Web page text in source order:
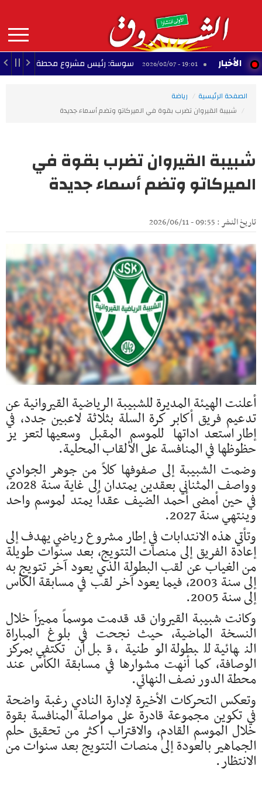
contenu
principal
MAIN
NAVIGATION الأخبار
19:01 - 2026/08/07 سوسة: رئيس مشروع محطة تحلية مياه البحر
الصفحة الرئيسية
رياضة
شبيبة القيروان تضرب بقوة في الميركاتو وتضم أسماء جديدة
شبيبة القيروان تضرب بقوة في
الميركاتو وتضم أسماء جديدة
تاريخ النشر : 09:55 - 2026/06/11
أعلنت الهيئة المديرةللشبيبة الرياضية القيروانيةعن
تدعيم فريق أكابر كرة السلة بثلاثة لاعبين جدد، في
إطار استعداداتها للموسم المقبل وسعيها لتعزيز
حظوظها في المنافسة على الألقاب المحلية.
وضمت الشبيبة إلى صفوفها كلاً من جوهر الجوادي
وواصف المثناني بعقدين يمتدان إلى غاية سنة 2028،
في حين أمضى أحمد الضيف عقداً يمتد لموسم واحد
وينتهي سنة 2027.
وتأتي هذه الانتدابات في إطار مشروع رياضي يهدف إلى
إعادة الفريق إلى منصات التتويج، بعد سنوات طويلة
من الغياب عن لقب البطولة الذي يعود آخر تتويج به
إلى سنة 2003، فيما يعود آخر لقب في مسابقة الكأس
إلى سنة 2005.
وكانت شبيبة القيروان قد قدمت موسماً مميزاً خلال
النسخة الماضية، حيث نجحت في بلوغ المباراة
النهائية للبطولة الوطنية، قبل أن تكتفي بمركز
الوصافة، كما أنهت مشوارها في مسابقة الكأس عند
محطة الدور نصف النهائي.
وتعكس التحركات الأخيرة لإدارة النادي رغبة واضحة
في تكوين مجموعة قادرة على مواصلة المنافسة بقوة
خلال الموسم القادم، والاقتراب أكثر من تحقيق حلم
الجماهير بالعودة إلى منصات التتويج بعد سنوات من
الانتظار.